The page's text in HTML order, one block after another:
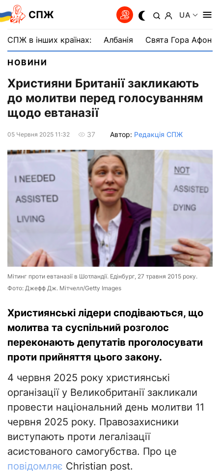
СПЖ UA
СПЖ в інших країнах: Албанія Свята Гора Афон
НОВИНИ
Християни Британії закликають
до молитви перед голосуванням
щодо евтаназії
05 Червня 2025 11:32 37 Автор: Редакція СПЖ
Мітинг проти евтаназії в Шотландії. Едінбург, 27 травня 2015 року.
Фото: Джефф Дж. Мітчелл/Getty Images
Християнські лідери сподіваються, що
молитва та суспільний розголос
переконають депутатів проголосувати
проти прийняття цього закону.
4 червня 2025 року християнські
організації у Великобританії закликали
провести національний день молитви 11
червня 2025 року. Правозахисники
виступають проти легалізації
асистованого самогубства. Про це
повідомляє Christian post.